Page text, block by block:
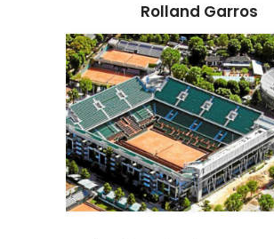
Rolland Garros